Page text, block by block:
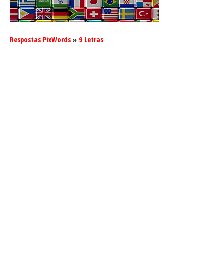
Respostas PixWords » 9 Letras